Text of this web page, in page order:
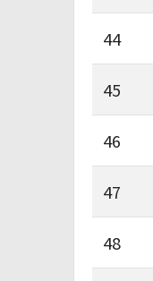
44
45
46
47
48